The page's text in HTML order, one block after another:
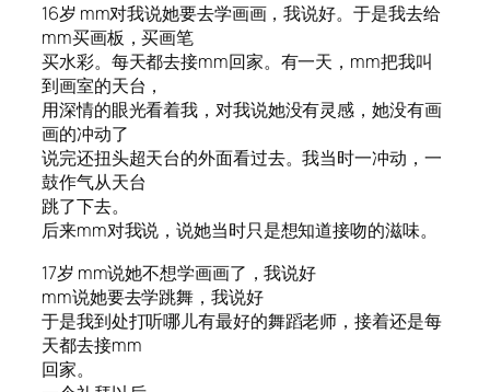
16岁 mm对我说她要去学画画，我说好。于是我去给
mm买画板，买画笔
买水彩。每天都去接mm回家。有一天，mm把我叫
到画室的天台，
用深情的眼光看着我，对我说她没有灵感，她没有画
画的冲动了
说完还扭头超天台的外面看过去。我当时一冲动，一
鼓作气从天台
跳了下去。
后来mm对我说，说她当时只是想知道接吻的滋味。
17岁 mm说她不想学画画了，我说好
mm说她要去学跳舞，我说好
于是我到处打听哪儿有最好的舞蹈老师，接着还是每
天都去接mm
回家。